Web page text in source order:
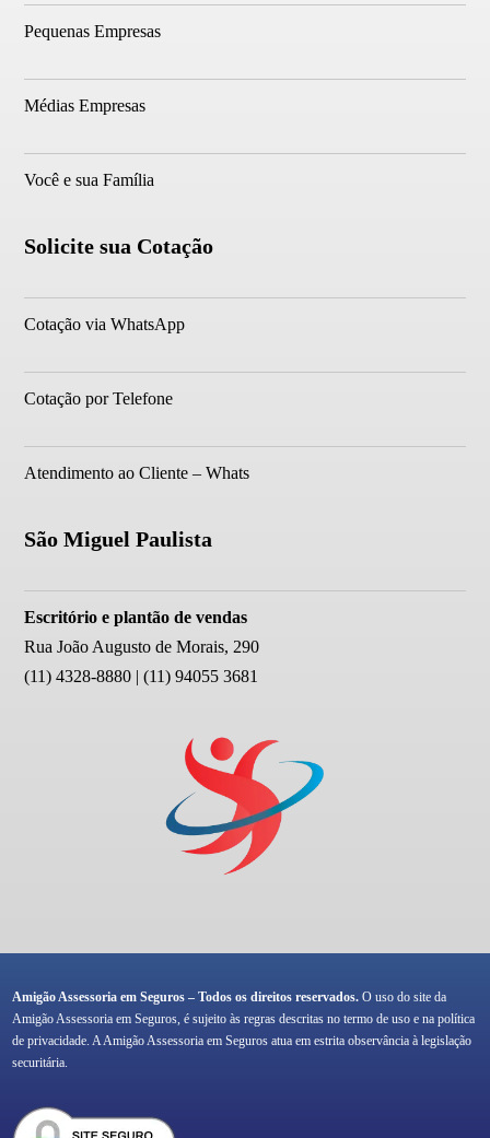
Pequenas Empresas
Médias Empresas
Você e sua Família
Solicite sua Cotação
Cotação via WhatsApp
Cotação por Telefone
Atendimento ao Cliente – Whats
São Miguel Paulista
Escritório e plantão de vendas
Rua João Augusto de Morais, 290
(11) 4328-8880 | (11) 94055 3681
Amigão Assessoria em Seguros – Todos os direitos reservados. O uso do site da
Amigão Assessoria em Seguros, é sujeito às regras descritas no termo de uso e na política
de privacidade. A Amigão Assessoria em Seguros atua em estrita observância à legislação
securitária.